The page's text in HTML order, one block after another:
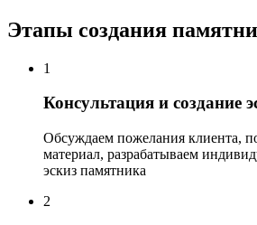
Этапы создания
1
Консультация и создание
Обсуждаем пожелания клиента,
материал, разрабатываем
эскиз памятника
2